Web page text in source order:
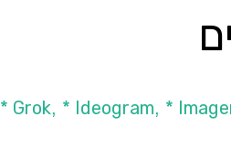
* Grok, * Ideogram, *